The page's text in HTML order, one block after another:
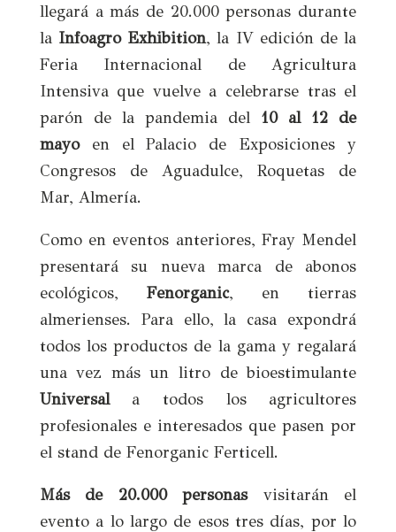
llegará a más de 20.000 personas durante
la Infoagro Exhibition, la IV edición de la
Feria Internacional de Agricultura
Intensiva que vuelve a celebrarse tras el
parón de la pandemia del 10 al 12 de
mayoen el Palacio de Exposiciones y
Congresos de Aguadulce, Roquetas de
Mar, Almería.
Como en eventos anteriores, Fray Mendel
presentará su nueva marca de abonos
ecológicos, Fenorganic, en tierras
almerienses. Para ello, la casa expondrá
todos los productos de la gama y regalará
una vez más un litro de bioestimulante
Universala todos los agricultores
profesionales e interesados que pasen por
el stand de Fenorganic Ferticell.
Más de 20.000 personasvisitarán el
evento a lo largo de esos tres días, por lo